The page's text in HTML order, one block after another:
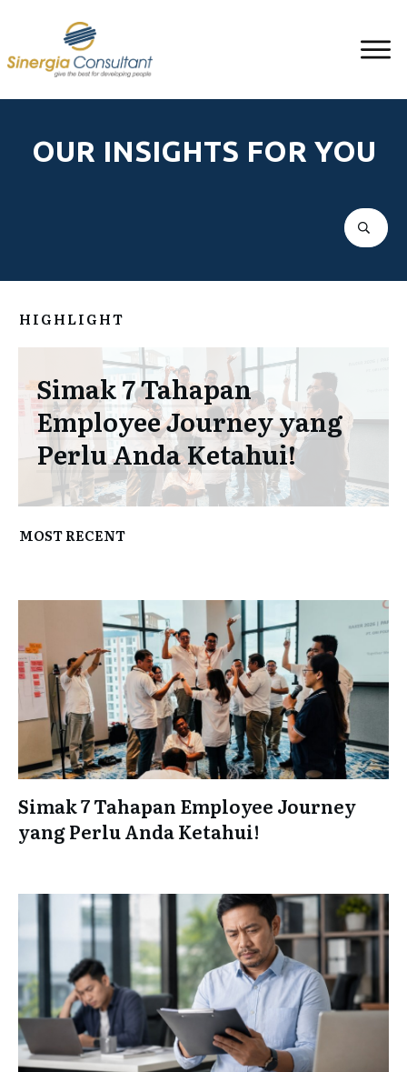
OUR INSIGHTS FOR YOU
HIGHLIGHT
Simak 7 Tahapan
Employee Journey yang
Perlu Anda Ketahui!
MOST RECENT
Simak 7 Tahapan Employee Journey
yang Perlu Anda Ketahui!